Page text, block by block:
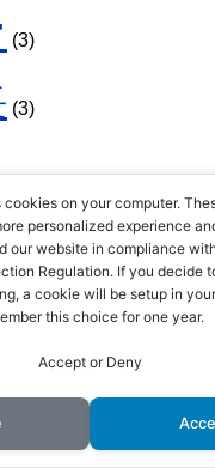
(3)
(3)
(2)
(1)
on your computer.
personalized experience
our website in compliance
Regulation. If you decide
a cookie will be setup in
this choice for one year.
Accept or Deny